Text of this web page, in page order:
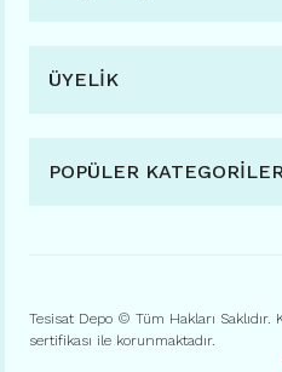
ÜYELİK
POPÜLER
Tesisat Depo © Tüm Hakları
sertifikası ile korunmaktadır.